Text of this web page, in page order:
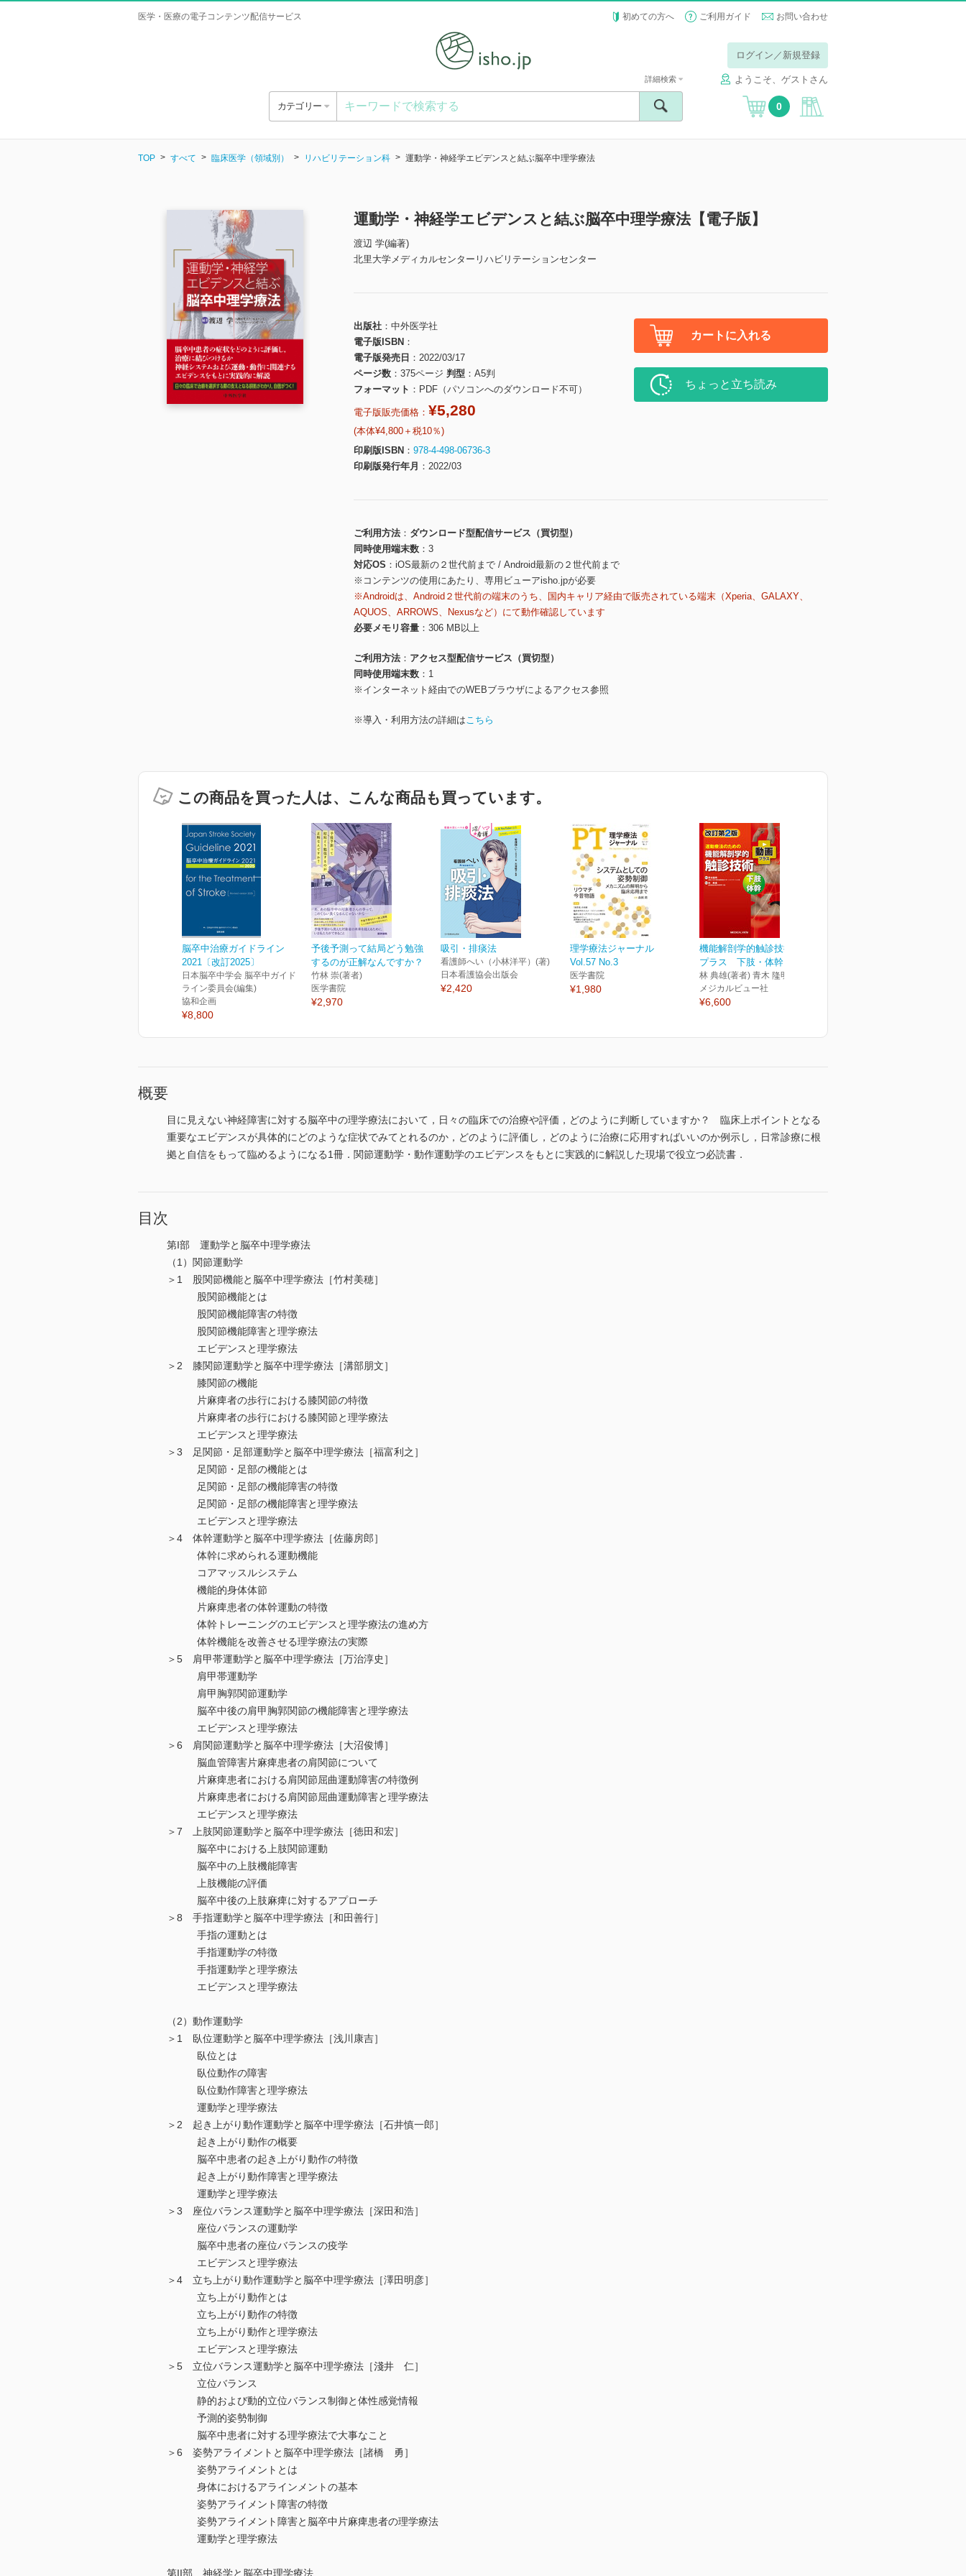
医学・医療の電子コンテンツ配信サービス 初めての方へ ご利用ガイド お問い合わせ
ログイン／新規登録
ようこそ、ゲストさん
カテゴリー
詳細検索
0
TOP すべて 臨床医学（領域別） リハビリテーション科 運動学・神経学エビデンスと結ぶ脳卒中理学療法
運動学・神経学エビデンスと結ぶ脳卒中理学療法【電子版】
渡辺 学(編著)
北里大学メディカルセンターリハビリテーションセンター
出版社
中外医学社
電子版ISBN
電子版発売日
2022/03/17
ページ数
375ページ 判型
A5判
フォーマット
PDF（パソコンへのダウンロード不可）
電子版販売価格： ¥5,280
(本体¥4,800＋税10％)
印刷版ISBN
978-4-498-06736-3
印刷版発行年月
2022/03
カートに入れる
ちょっと立ち読み
ご利用方法
ダウンロード型配信サービス（買切型）
同時使用端末数
3
対応OS
iOS最新の２世代前まで / Android最新の２世代前まで
※コンテンツの使用にあたり、専用ビューアisho.jpが必要
※Androidは、Android２世代前の端末のうち、国内キャリア経由で販売されている端末（Xperia、GALAXY、
AQUOS、ARROWS、Nexusなど）にて動作確認しています
必要メモリ容量
306 MB以上
ご利用方法
アクセス型配信サービス（買切型）
同時使用端末数
1
※インターネット経由でのWEBブラウザによるアクセス参照
※導入・利用方法の詳細はこちら
この商品を買った人は、こんな商品も買っています。
脳卒中治療ガイドライン
2021〔改訂2025〕
日本脳卒中学会 脳卒中ガイド
ライン委員会(編集)
協和企画
¥8,800
予後予測って結局どう勉強
するのが正解なんですか？
竹林 崇(著者)
医学書院
¥2,970
吸引・排痰法
看護師へい（小林洋平）(著)
日本看護協会出版会
¥2,420
理学療法ジャーナル
Vol.57 No.3
医学書院
¥1,980
機能解剖学的触診技術 動画
プラス 下肢・体幹［W...
林 典雄(著者) 青木 隆明(監修)
メジカルビュー社
¥6,600
概要
目に見えない神経障害に対する脳卒中の理学療法において，日々の臨床での治療や評価，どのように判断していますか？ 臨床上ポイントとなる
重要なエビデンスが具体的にどのような症状でみてとれるのか，どのように評価し，どのように治療に応用すればいいのか例示し，日常診療に根
拠と自信をもって臨めるようになる1冊．関節運動学・動作運動学のエビデンスをもとに実践的に解説した現場で役立つ必読書．
目次
第I部 運動学と脳卒中理学療法
（1）関節運動学
＞1 股関節機能と脳卒中理学療法［竹村美穂］
股関節機能とは
股関節機能障害の特徴
股関節機能障害と理学療法
エビデンスと理学療法
＞2 膝関節運動学と脳卒中理学療法［溝部朋文］
膝関節の機能
片麻痺者の歩行における膝関節の特徴
片麻痺者の歩行における膝関節と理学療法
エビデンスと理学療法
＞3 足関節・足部運動学と脳卒中理学療法［福富利之］
足関節・足部の機能とは
足関節・足部の機能障害の特徴
足関節・足部の機能障害と理学療法
エビデンスと理学療法
＞4 体幹運動学と脳卒中理学療法［佐藤房郎］
体幹に求められる運動機能
コアマッスルシステム
機能的身体体節
片麻痺患者の体幹運動の特徴
体幹トレーニングのエビデンスと理学療法の進め方
体幹機能を改善させる理学療法の実際
＞5 肩甲帯運動学と脳卒中理学療法［万治淳史］
肩甲帯運動学
肩甲胸郭関節運動学
脳卒中後の肩甲胸郭関節の機能障害と理学療法
エビデンスと理学療法
＞6 肩関節運動学と脳卒中理学療法［大沼俊博］
脳血管障害片麻痺患者の肩関節について
片麻痺患者における肩関節屈曲運動障害の特徴例
片麻痺患者における肩関節屈曲運動障害と理学療法
エビデンスと理学療法
＞7 上肢関節運動学と脳卒中理学療法［徳田和宏］
脳卒中における上肢関節運動
脳卒中の上肢機能障害
上肢機能の評価
脳卒中後の上肢麻痺に対するアプローチ
＞8 手指運動学と脳卒中理学療法［和田善行］
手指の運動とは
手指運動学の特徴
手指運動学と理学療法
エビデンスと理学療法
（2）動作運動学
＞1 臥位運動学と脳卒中理学療法［浅川康吉］
臥位とは
臥位動作の障害
臥位動作障害と理学療法
運動学と理学療法
＞2 起き上がり動作運動学と脳卒中理学療法［石井慎一郎］
起き上がり動作の概要
脳卒中患者の起き上がり動作の特徴
起き上がり動作障害と理学療法
運動学と理学療法
＞3 座位バランス運動学と脳卒中理学療法［深田和浩］
座位バランスの運動学
脳卒中患者の座位バランスの疫学
エビデンスと理学療法
＞4 立ち上がり動作運動学と脳卒中理学療法［澤田明彦］
立ち上がり動作とは
立ち上がり動作の特徴
立ち上がり動作と理学療法
エビデンスと理学療法
＞5 立位バランス運動学と脳卒中理学療法［淺井 仁］
立位バランス
静的および動的立位バランス制御と体性感覚情報
予測的姿勢制御
脳卒中患者に対する理学療法で大事なこと
＞6 姿勢アライメントと脳卒中理学療法［諸橋 勇］
姿勢アライメントとは
身体におけるアラインメントの基本
姿勢アライメント障害の特徴
姿勢アライメント障害と脳卒中片麻痺患者の理学療法
運動学と理学療法
第II部 神経学と脳卒中理学療法